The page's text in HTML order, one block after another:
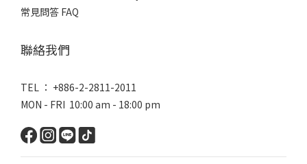
常見問答 FAQ
聯絡我們
TEL ： +886-2-2811-2011
MON - FRI 10:00 am - 18:00 pm